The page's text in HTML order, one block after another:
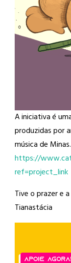
A iniciativa é
produzidas por
música de Minas.
https://
ref=project_link
Tive o prazer e
Tianastácia